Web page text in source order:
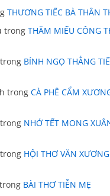
THƯƠNG TIẾC BÀ THÂN
trongTHĂM MIẾU CÔNG
trong BÍNH NGỌ THẲNG
trongCÀ PHÊ CẨM
trong NHỚ TẾT MONG
trong HỘI THƠ VĂN
trong BÀI THƠ TIỄN MẸ